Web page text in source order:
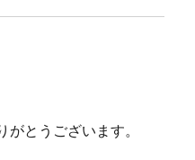
とうございます。